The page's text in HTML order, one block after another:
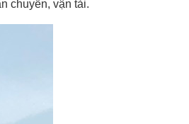
chuyển, vận tải.